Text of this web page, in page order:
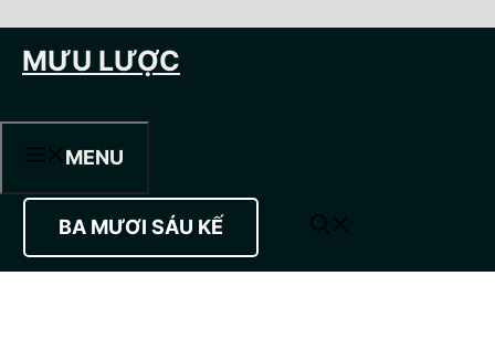
đếnMƯU LƯỢC
MENU
BA MƯƠI SÁU KẾ